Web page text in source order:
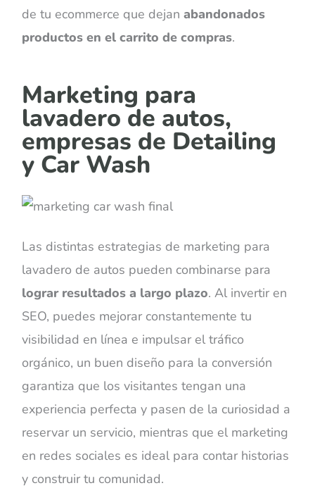
de tu ecommerce que dejanabandonados
productos en el carrito de compras.
Marketing para
lavadero de autos,
empresas de Detailing
y Car Wash
Las distintas estrategias de marketing para
lavadero de autos pueden combinarse para
lograr resultados a largo plazo. Al invertir en
SEO, puedes mejorar constantemente tu
visibilidad en línea e impulsar el tráfico
orgánico, un buen diseño para la conversión
garantiza que los visitantes tengan una
experiencia perfecta y pasen de la curiosidad a
reservar un servicio, mientras que el marketing
en redes sociales es ideal para contar historias
y construir tu comunidad.